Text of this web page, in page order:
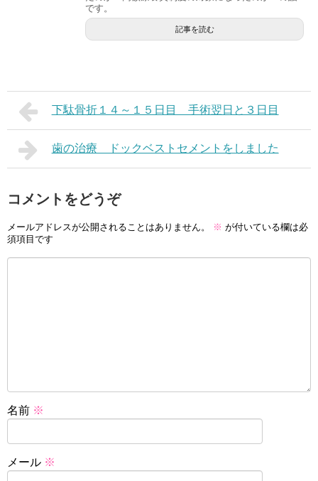
です。
記事を読む
下駄骨折１４～１５日目 手術翌日と３日目
歯の治療 ドックベストセメントをしました
コメントをどうぞ
メールアドレスが公開されることはありません。 ※ が付いている欄は必
須項目です
名前 ※
メール ※